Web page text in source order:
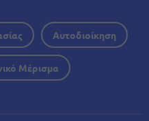
Αυτοδιοίκηση
Μέρισμα